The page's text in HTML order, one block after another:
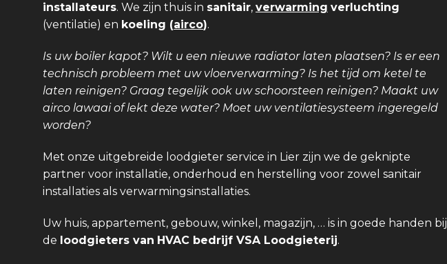
installateurs. We zijn thuis in sanitair, verwarming verluchting
(ventilatie) en koeling (airco).
Is uw boiler kapot? Wilt u een nieuwe radiator laten plaatsen? Is er een
technisch probleem met uw vloerverwarming? Is het tijd om ketel te
laten reinigen? Graag tegelijk ook uw schoorsteen reinigen? Maakt uw
airco lawaai of lekt deze water? Moet uw ventilatiesysteem ingeregeld
worden?
Met onze uitgebreide loodgieter service in Lier zijn we de geknipte
partner voor installatie, onderhoud en herstelling voor zowel sanitair
installaties als verwarmingsinstallaties.
Uw huis, appartement, gebouw, winkel, magazijn, … is in goede handen bij
de loodgieters van HVAC bedrijf VSA Loodgieterij.